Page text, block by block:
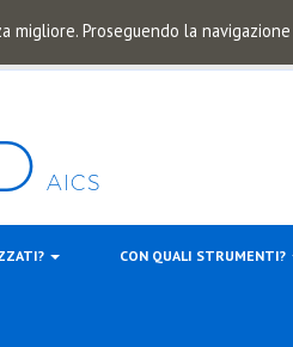
migliore. Proseguendo la
CON QUALI STRUMENTI?